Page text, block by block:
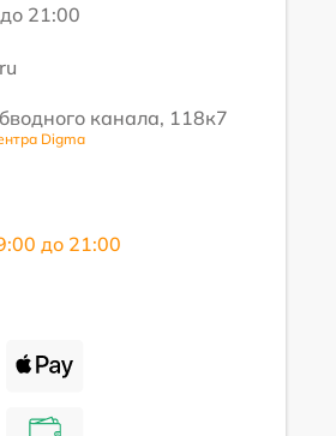
21:00
канала, 118к7
Digma
до 21:00